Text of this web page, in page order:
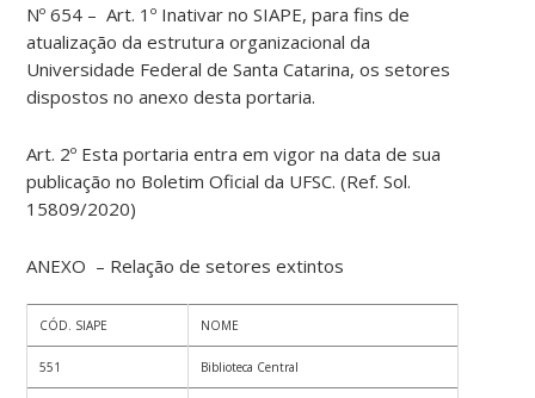
Nº 654 – Art. 1º Inativar no SIAPE, para fins de
atualização da estrutura organizacional da
Universidade Federal de Santa Catarina, os setores
dispostos no anexo desta portaria.
Art. 2º Esta portaria entra em vigor na data de sua
publicação no Boletim Oficial da UFSC. (Ref. Sol.
15809/2020)
ANEXO – Relação de setores extintos
CÓD. SIAPE NOME
551 Biblioteca Central